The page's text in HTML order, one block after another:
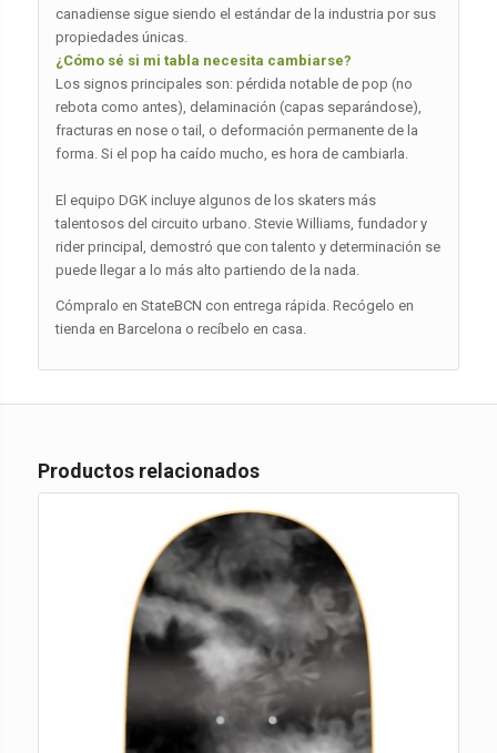
canadiense sigue siendo el estándar de la industria por sus
propiedades únicas.
¿Cómo sé si mi tabla necesita cambiarse?
Los signos principales son: pérdida notable de pop (no
rebota como antes), delaminación (capas separándose),
fracturas en nose o tail, o deformación permanente de la
forma. Si el pop ha caído mucho, es hora de cambiarla.
El equipo DGK incluye algunos de los skaters más
talentosos del circuito urbano. Stevie Williams, fundador y
rider principal, demostró que con talento y determinación se
puede llegar a lo más alto partiendo de la nada.
Cómpralo en StateBCN con entrega rápida. Recógelo en
tienda en Barcelona o recíbelo en casa.
Productos relacionados